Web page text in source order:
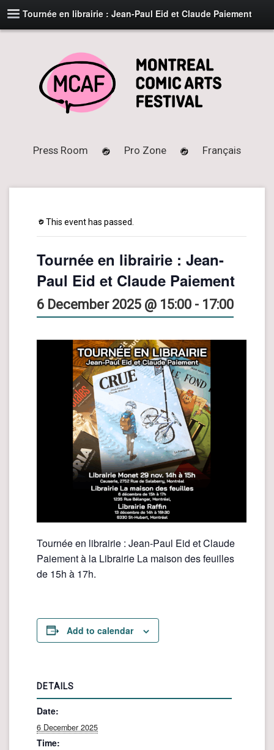
Tournée en librairie : Jean-Paul Eid et Claude Paiement
Press Room Pro Zone Français
This event has passed.
Tournée en librairie : Jean-
Paul Eid et Claude Paiement
6 December 2025 @ 15:00 - 17:00
Tournée en librairie : Jean-Paul Eid et Claude
Paiement à la Librairie La maison des feuilles
de 15h à 17h.
Add to calendar
DETAILS
Date:
6 December 2025
Time: